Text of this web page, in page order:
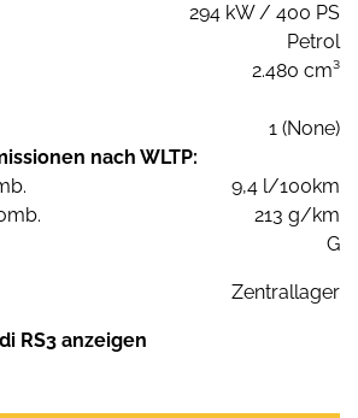
294 kW / 400 PS
Petrol
2.480 cm³
1 (None)
nach WLTP:
9,4 l/100km
213 g/km
G
Zentrallager
RS3 anzeigen